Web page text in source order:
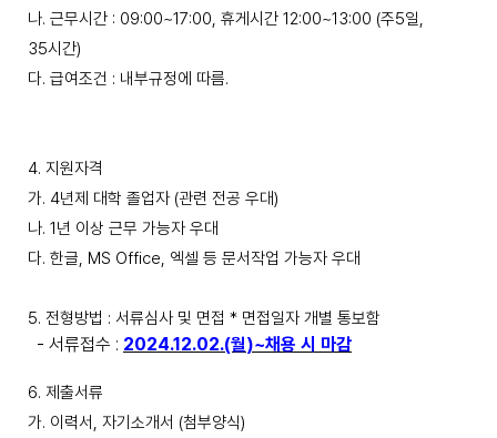
나. 근무시간 : 09:00~17:00, 휴게시간 12:00~13:00 (주5일,
35시간)
다. 급여조건 : 내부규정에 따름.
4. 지원자격
가. 4년제 대학 졸업자 (관련 전공 우대)
나. 1년 이상 근무 가능자 우대
다. 한글, MS Office, 엑셀 등 문서작업 가능자 우대
5. 전형방법 : 서류심사 및 면접 * 면접일자 개별 통보함
- 서류접수 : 2024.12.02.(월)~채용 시 마감
6. 제출서류
가. 이력서, 자기소개서 (첨부양식)